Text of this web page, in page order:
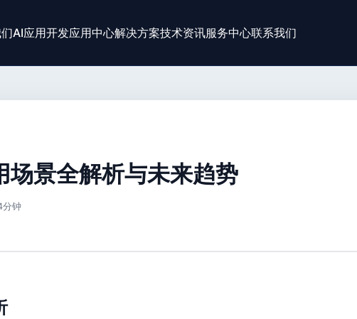
AI应用开发应用中心解决方案技术资讯服务中心联系我们
景全解析与未来趋势
分钟